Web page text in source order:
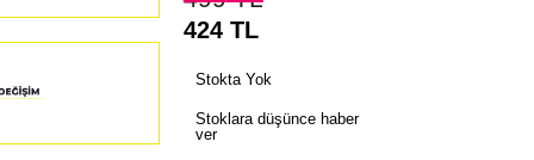
424TL
Stokta Yok
Stoklara düşünce haber
ver